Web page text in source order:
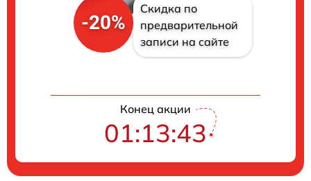
-20%
Скидка по
предварительной
записи на сайте
Конец акции
01:13:42